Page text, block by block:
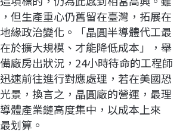
但生產重心仍舊留在臺灣，拓展在
緣政治變化。「晶圓半導體代工最
於擴大規模、才能降低成本」，舉
廠房出狀況，24小時待命的工程師
速前往進行對應處理，若在美國恐
景，換言之，晶圓廠的營運，最理
體產業鏈高度集中，以成本上來
划算。